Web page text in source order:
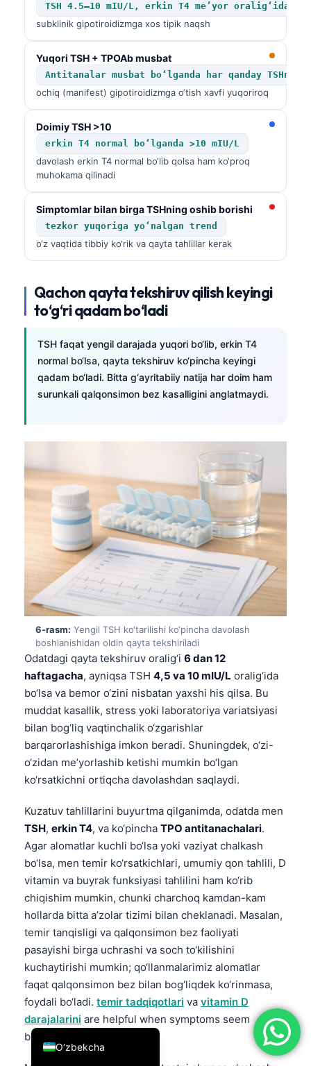
TSH 4.5–10 mIU/L, erkin T4 me’yor oralig‘ida
subklinik gipotiroidizmga xos tipik naqsh
Yuqori TSH + TPOAb musbat
Antitanalar musbat bo‘lganda har qanday
ochiq (manifest) gipotiroidizmga o‘tish xavfi yuqoriroq
Doimiy TSH >10
erkin T4 normal bo‘lganda >10 mIU/L
davolash erkin T4 normal bo‘lib qolsa ham ko‘proq
muhokama qilinadi
Simptomlar bilan birga TSHning oshib borishi
tezkor yuqoriga yo‘nalgan trend
o‘z vaqtida tibbiy ko‘rik va qayta tahlillar kerak
Qachon qayta tekshiruv qilish keyingi
to‘g‘ri qadam bo‘ladi
TSH faqat yengil darajada yuqori bo‘lib, erkin T4
normal bo‘lsa, qayta tekshiruv ko‘pincha keyingi
qadam bo‘ladi. Bitta g‘ayritabiiy natija har doim ham
surunkali qalqonsimon bez kasalligini anglatmaydi.
6-rasm: Yengil TSH ko‘tarilishi ko‘pincha davolash
boshlanishidan oldin qayta tekshiriladi
Odatdagi qayta tekshiruv oralig‘i 6 dan 12
haftagacha, ayniqsa TSH 4,5 va 10 mIU/L oralig‘ida
bo‘lsa va bemor o‘zini nisbatan yaxshi his qilsa. Bu
muddat kasallik, stress yoki laboratoriya variatsiyasi
bilan bog‘liq vaqtinchalik o‘zgarishlar
barqarorlashishiga imkon beradi. Shuningdek, o‘zi-
o‘zidan me’yorlashib ketishi mumkin bo‘lgan
ko‘rsatkichni ortiqcha davolashdan saqlaydi.
Kuzatuv tahlillarini buyurtma qilganimda, odatda men
TSH, erkin T4, va ko‘pincha TPO antitanachalari.
Agar alomatlar kuchli bo‘lsa yoki vaziyat chalkash
bo‘lsa, men temir ko‘rsatkichlari, umumiy qon tahlili, D
vitamin va buyrak funksiyasi tahlilini ham ko‘rib
chiqishim mumkin, chunki charchoq kamdan-kam
hollarda bitta a’zolar tizimi bilan cheklanadi. Masalan,
temir tanqisligi va qalqonsimon bez faoliyati
pasayishi birga uchrashi va soch to‘kilishini
kuchaytirishi mumkin; qo‘llanmalarimiz alomatlar
faqat qalqonsimon bez bilan bog‘liqdek ko‘rinmasa,
foydali bo‘ladi. temir tadqiqotlari va vitamin D
darajalarini are helpful when symptoms seem
broader than thyroid alone.
O‘zbekcha
English
Deutsch
العربية
Français
עִבְרִית
Italiano
Español
Português
Ελληνικά
Türkçe
简体中文
فارسی
Български
Nederlands
हिन्दी
Bahasa Indonesia
Հայերեն
Íslenska
Српски језик
Svenska
Bosanski
Azərbaycan dili
Eesti
Русский
Lietuvių kalba
한국어
Slovenščina
Shqip
বাংলা
मराठी
తెలుగు
தமிழ்
ગુજરાતી
ಕನ್ನಡ
മലയാളം
Bahasa Melayu
Tiếng Việt